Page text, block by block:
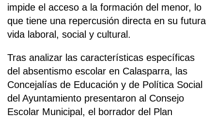
impide el acceso a la formación del menor, lo
que tiene una repercusión directa en su futura
vida laboral, social y cultural.
Tras analizar las características específicas
del absentismo escolar en Calasparra, las
Concejalías de Educación y de Política Social
del Ayuntamiento presentaron al Consejo
Escolar Municipal, el borrador del Plan